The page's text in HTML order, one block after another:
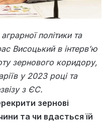
політики та
Висоцький в інтерв’ю
зернового коридору,
у 2023 році та
з ЄС.
зернові
та чи вдасться їй